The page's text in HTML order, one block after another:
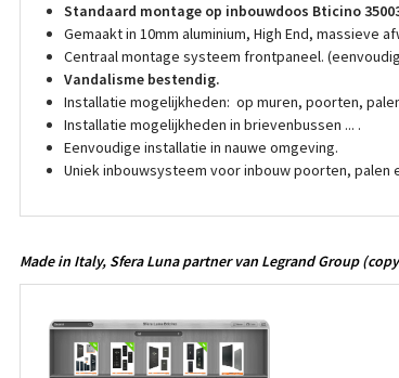
Standaard montage op inbouwdoos Bticino
Gemaakt in 10mm aluminium, High End, massieve
Centraal montage systeem frontpaneel.
Vandalisme bestendig.
Installatie mogelijkheden: op muren, poorten,
Installatie mogelijkheden in brievenbussen ... .
Eenvoudige installatie in nauwe omgeving.
Uniek inbouwsysteem voor inbouw poorten, palen
Made in Italy, Sfera Lunapartner van Legrand Group